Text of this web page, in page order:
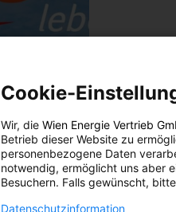
Cookie-
Wir, die Wien Energie Vertrieb
Betrieb dieser Website zu
personenbezogene Daten
notwendig, ermöglicht uns aber
Besuchern. Falls gewünscht,
Datenschutzinformation